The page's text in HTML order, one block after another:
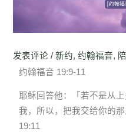
发表评论 /新约,约翰福音,
约翰福音 19:9-11
耶稣回答他：「若不是从
我，所以，把我交给你的
19:11